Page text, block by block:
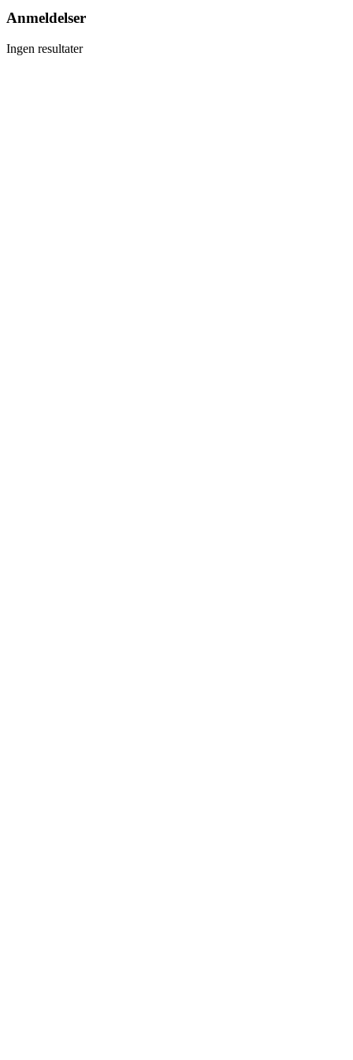
Anmeldelser
Ingen resultater